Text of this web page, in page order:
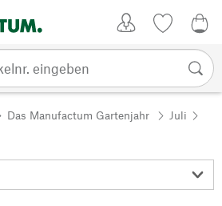
Das Manufactum Gartenjahr
Juli